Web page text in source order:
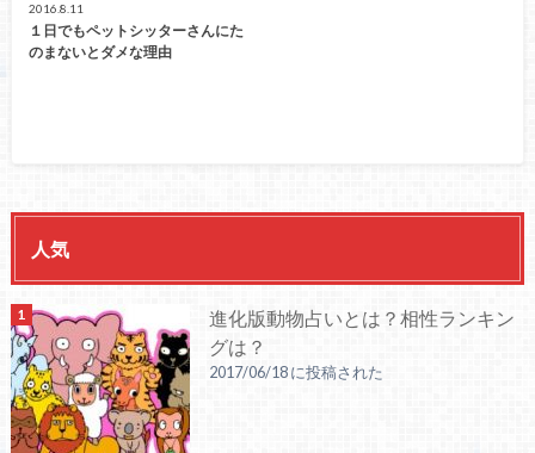
2016.8.11
１日でもペットシッターさんにた
のまないとダメな理由
人気
進化版動物占いとは？相性ランキン
グは？
2017/06/18 に投稿された